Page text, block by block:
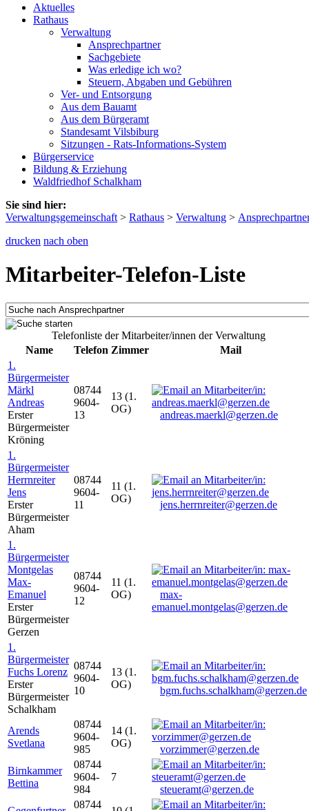
Aktuelles
Rathaus
Verwaltung
Ansprechpartner
Sachgebiete
Was erledige ich wo?
Steuern, Abgaben und Gebühren
Ver- und Entsorgung
Aus dem Bauamt
Aus dem Bürgeramt
Standesamt Vilsbiburg
Sitzungen - Rats-Informations-System
Bürgerservice
Bildung & Erziehung
Waldfriedhof Schalkham
Sie sind hier:
Verwaltungsgemeinschaft > Rathaus > Verwaltung >
drucken nach oben
Mitarbeiter-Telefon-Liste
Telefonliste der Mitarbeiter/innen der Verwaltung
Name
Telefon Zimmer
Mail
1.
Bürgermeister
Märkl
Andreas
Erster
Bürgermeister
Kröning
08744
9604-
13
13 (1.
OG)
andreas.maerkl@gerzen.de
1.
Bürgermeister
Herrnreiter
Jens
Erster
Bürgermeister
Aham
08744
9604-
11
11 (1.
OG)
jens.herrnreiter@gerzen.de
1.
Bürgermeister
Montgelas
Max-
Emanuel
Erster
Bürgermeister
Gerzen
08744
9604-
12
11 (1.
OG)
max-
emanuel.montgelas@gerzen.de
1.
Bürgermeister
Fuchs Lorenz
Erster
Bürgermeister
Schalkham
08744
9604-
10
13 (1.
OG)
bgm.fuchs.schalkham@gerzen.de
Arends
Svetlana
08744
9604-
985
14 (1.
OG)
vorzimmer@gerzen.de
Birnkammer
Bettina
08744
9604-
984
7
steueramt@gerzen.de
08744